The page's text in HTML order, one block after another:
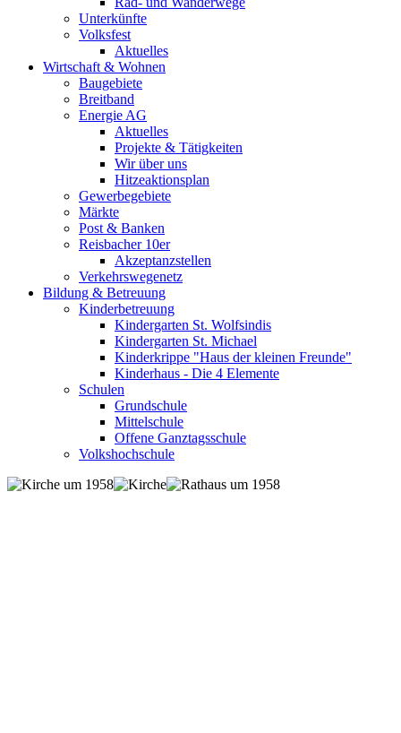
Unterkünfte
Volksfest
Aktuelles
Wirtschaft & Wohnen
Baugebiete
Breitband
Energie AG
Aktuelles
Projekte & Tätigkeiten
Wir über uns
Hitzeaktionsplan
Gewerbegebiete
Märkte
Post & Banken
Reisbacher 10er
Akzeptanzstellen
Verkehrswegenetz
Bildung & Betreuung
Kinderbetreuung
Kindergarten St. Wolfsindis
Kindergarten St. Michael
Kinderkrippe "Haus der kleinen Freunde"
Kinderhaus - Die 4 Elemente
Schulen
Grundschule
Mittelschule
Offene Ganztagsschule
Volkshochschule